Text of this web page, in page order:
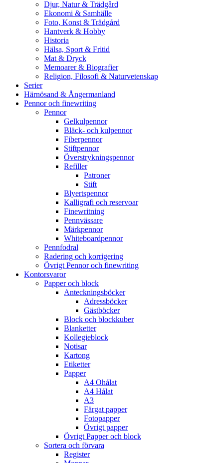
Djur, Natur & Trädgård
Ekonomi & Samhälle
Foto, Konst & Trädgård
Hantverk & Hobby
Historia
Hälsa, Sport & Fritid
Mat & Dryck
Memoarer & Biografier
Religion, Filosofi & Naturvetenskap
Serier
Härnösand & Ångermanland
Pennor och finewriting
Pennor
Gelkulpennor
Bläck- och kulpennor
Fiberpennor
Stiftpennor
Överstrykningspennor
Refiller
Patroner
Stift
Blyertspennor
Kalligrafi och reservoar
Finewritning
Pennvässare
Märkpennor
Whiteboardpennor
Pennfodral
Radering och korrigering
Övrigt Pennor och finewriting
Kontorsvaror
Papper och block
Anteckningsböcker
Adressböcker
Gästböcker
Block och blockkuber
Blanketter
Kollegieblock
Notisar
Kartong
Etiketter
Papper
A4 Ohålat
A4 Hålat
A3
Färgat papper
Fotopapper
Övrigt papper
Övrigt Papper och block
Sortera och förvara
Register